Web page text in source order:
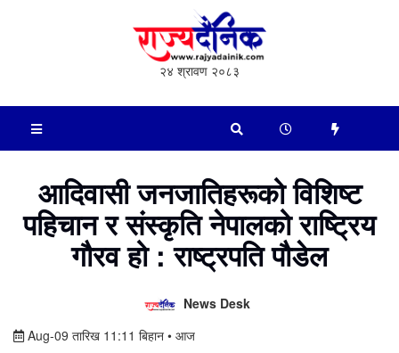
२४ श्रावण २०८३
आदिवासी जनजातिहरूको विशिष्ट
पहिचान र संस्कृति नेपालको राष्ट्रिय
गौरव हो : राष्ट्रपति पौडेल
News Desk
Aug-09 तारिख 11:11 बिहान • आज